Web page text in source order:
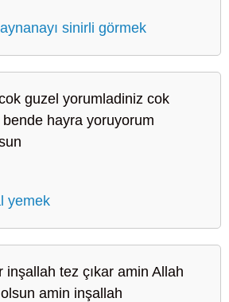
sinirli görmek
guzel yorumladiniz cok
hayra yoruyorum
yemek
inşallah tez çıkar amin Allah
amin inşallah